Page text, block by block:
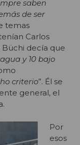
saben
de ser
temas
Carlos
Büchi decía que
y 10 bajo
criterio”. Él se
general, el
Por
esos